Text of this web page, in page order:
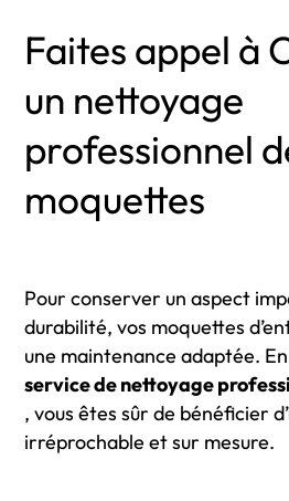
Faites appel à
un nettoyage
professionnel
moquettes
Pour conserver un aspect
durabilité, vos moquettes
une maintenance adaptée.
service de nettoyage
, vous êtes sûr de bénéficier
irréprochable et sur mesure.